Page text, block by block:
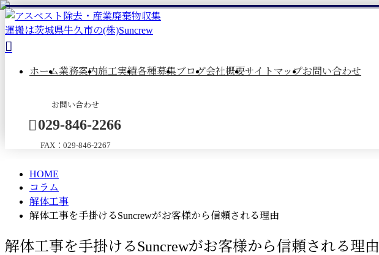
ホーム業務案内施工実績各種募集ブログ会社概要サイトマップお問い合わせ
お問い合わせ
029-846-2266
FAX：029-846-2267
メールフォーム
コ
column
HOME
コラム
解体工事
解体工事を手掛けるSuncrewがお客様から信頼される理由
解体工事を手掛けるSuncrewがお客様から信頼される理由